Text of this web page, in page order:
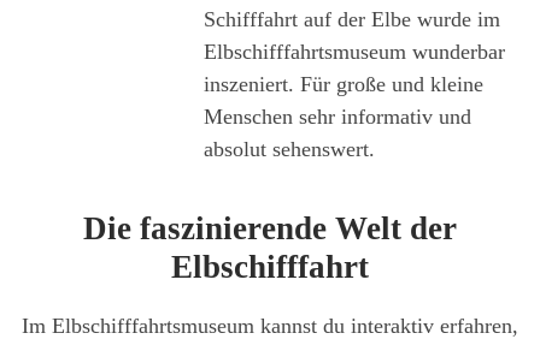
Schifffahrt auf der Elbe wurde im
Elbschifffahrtsmuseum wunderbar
inszeniert. Für große und kleine
Menschen sehr informativ und
absolut sehenswert.
Die faszinierende Welt der
Elbschifffahrt
Im Elbschifffahrtsmuseum kannst du interaktiv erfahren,